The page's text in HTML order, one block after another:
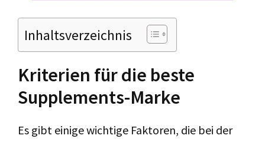
Inhaltsverzeichnis
Kriterien für die beste
Supplements-Marke
Es gibt einige wichtige Faktoren, die bei der